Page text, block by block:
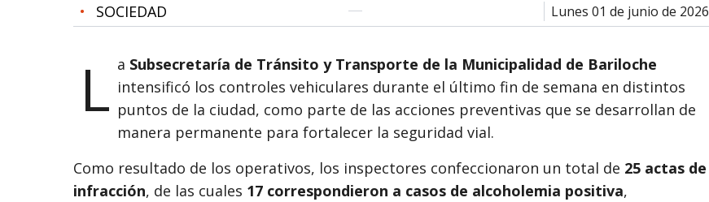
• SOCIEDAD lunes 01 de junio de 2026
L a Subsecretaría de Tránsito y Transporte de la Municipalidad de Bariloche
intensificó los controles vehiculares durante el último fin de semana en distintos
puntos de la ciudad, como parte de las acciones preventivas que se desarrollan de
manera permanente para fortalecer la seguridad vial.
Como resultado de los operativos, los inspectores confeccionaron un total de 25 actas de
infracción, de las cuales 17 correspondieron a casos de alcoholemia positiva,